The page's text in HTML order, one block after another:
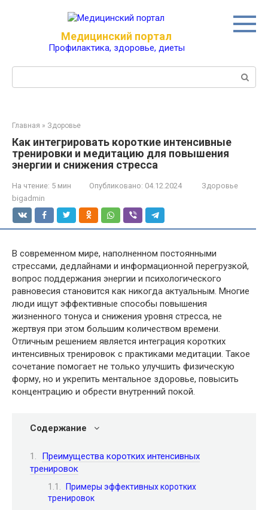
Медицинский портал
Профилактика, здоровье, диеты
Главная » Здоровье
Как интегрировать короткие интенсивные
тренировки и медитацию для повышения
энергии и снижения стресса
На чтение: 5 мин Опубликовано: 04.12.2024
Здоровье
bigadmin
В современном мире, наполненном постоянными
стрессами, дедлайнами и информационной перегрузкой,
вопрос поддержания энергии и психологического
равновесия становится как никогда актуальным. Многие
люди ищут эффективные способы повышения
жизненного тонуса и снижения уровня стресса, не
жертвуя при этом большим количеством времени.
Отличным решением является интеграция коротких
интенсивных тренировок с практиками медитации. Такое
сочетание помогает не только улучшить физическую
форму, но и укрепить ментальное здоровье, повысить
концентрацию и обрести внутренний покой.
Содержание
Преимущества коротких интенсивных
тренировок
Примеры эффективных коротких
тренировок